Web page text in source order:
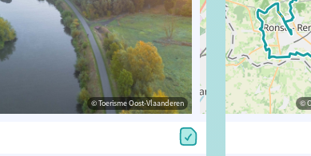
© Toerisme Oost-Vlaanderen ©
© David Stockman ©